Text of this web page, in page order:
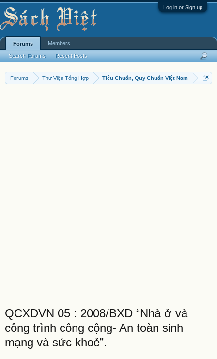
Log in or Sign up
Forums Thư Viện Tổng Hợp Tiêu Chuẩn, Quy Chuẩn Việt Nam
QCXDVN 05 : 2008/BXD “Nhà ở và
công trình công cộng- An toàn sinh
mạng và sức khoẻ”.
Forums
Search Forums Recent Posts
Members